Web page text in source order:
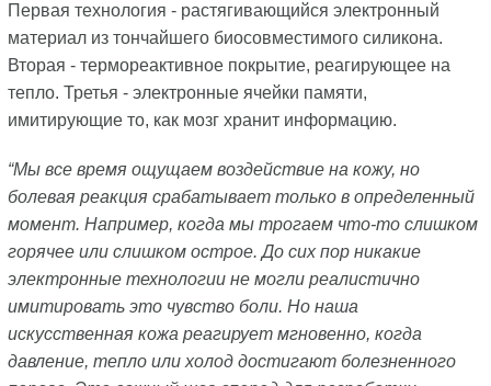
Первая технология - растягивающийся электронный
материал из тончайшего биосовместимого силикона.
Вторая - термореактивное покрытие, реагирующее на
тепло. Третья - электронные ячейки памяти,
имитирующие то, как мозг хранит информацию.
“Мы все время ощущаем воздействие на кожу, но
болевая реакция срабатывает только в определенный
момент. Например, когда мы трогаем что-то слишком
горячее или слишком острое. До сих пор никакие
электронные технологии не могли реалистично
имитировать это чувство боли. Но наша
искусственная кожа реагирует мгновенно, когда
давление, тепло или холод достигают болезненного